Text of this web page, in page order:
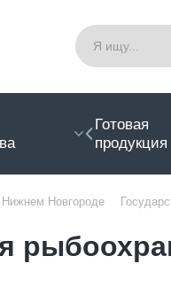
Готовая
продукция
Нижнем Новгороде